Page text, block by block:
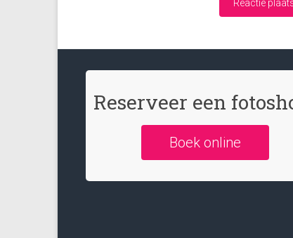
Reserveer een
Boek online